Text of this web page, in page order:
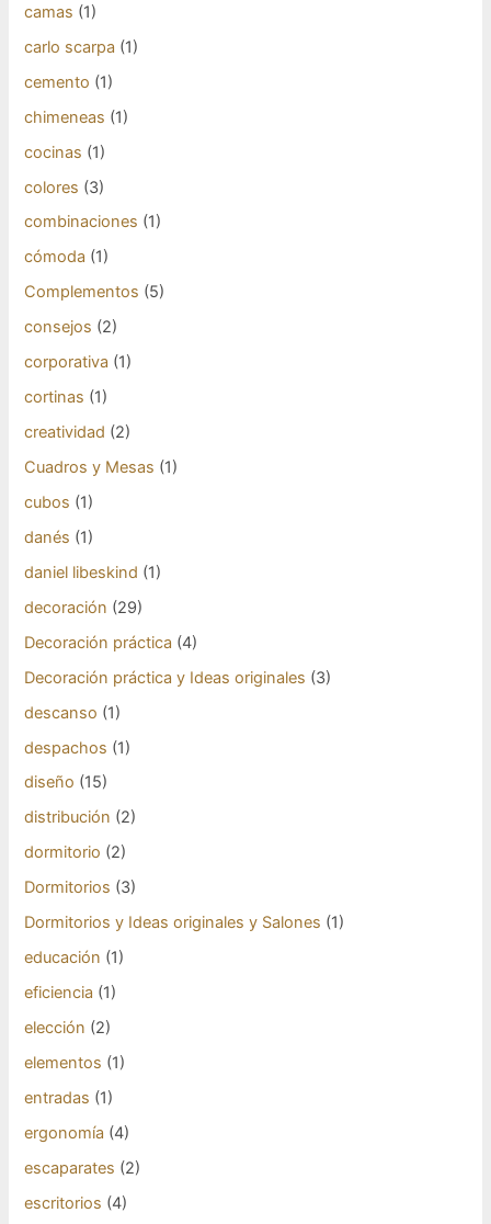
camas (1)
carlo scarpa (1)
cemento (1)
chimeneas (1)
cocinas (1)
colores (3)
combinaciones (1)
cómoda (1)
Complementos (5)
consejos (2)
corporativa (1)
cortinas (1)
creatividad (2)
Cuadros y Mesas (1)
cubos (1)
danés (1)
daniel libeskind (1)
decoración (29)
Decoración práctica (4)
Decoración práctica y Ideas originales (3)
descanso (1)
despachos (1)
diseño (15)
distribución (2)
dormitorio (2)
Dormitorios (3)
Dormitorios y Ideas originales y Salones (1)
educación (1)
eficiencia (1)
elección (2)
elementos (1)
entradas (1)
ergonomía (4)
escaparates (2)
escritorios (4)